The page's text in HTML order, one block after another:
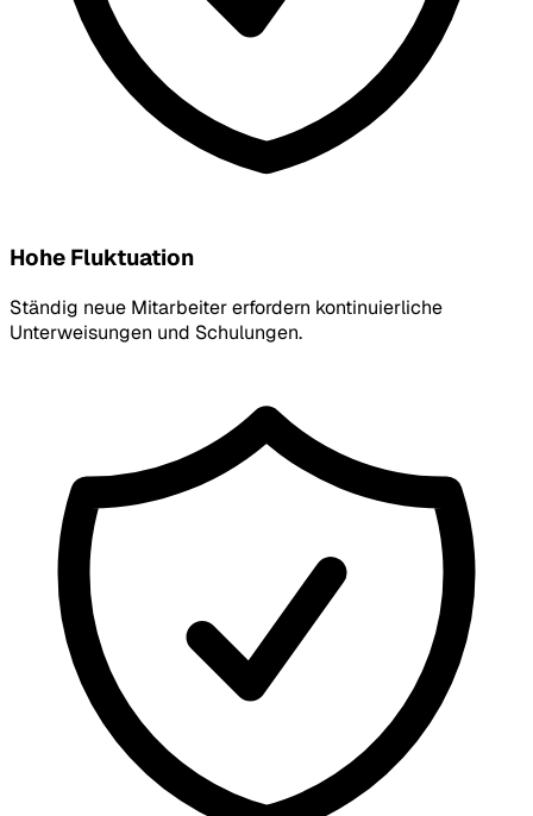
Hohe Fluktuation
Ständig neue Mitarbeiter erfordern kontinuierliche
Unterweisungen und Schulungen.